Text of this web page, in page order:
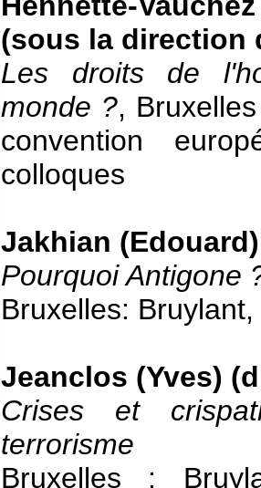
(sous la direction
Les droits de
monde ?,
convention
colloques
Jakhian
Pourquoi Antigone
Bruxelles:
Jeanclos (Yves)
Crises et
terrorisme
Bruxelles :